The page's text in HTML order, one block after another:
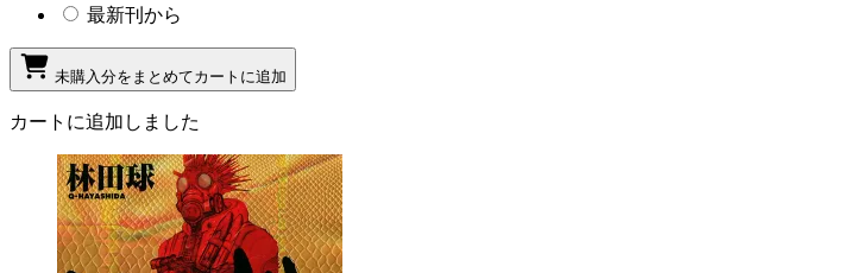
最新刊から
未購入分をまとめてカートに追加
カートに追加しました